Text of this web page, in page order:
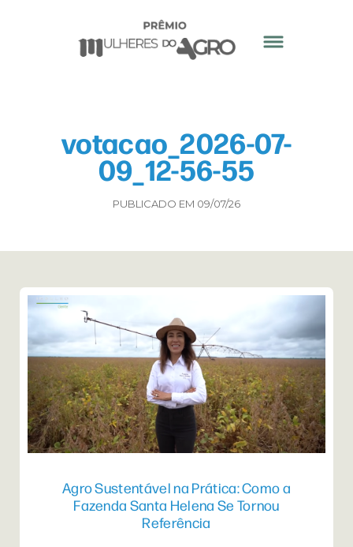
votacao_2026-07-
09_12-56-55
PUBLICADO EM 09/07/26
Agro Sustentável na Prática: Como a
Fazenda Santa Helena Se Tornou
Referência